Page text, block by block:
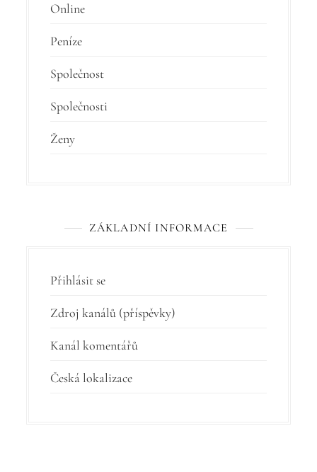
Online
Peníze
Společnost
Společnosti
Ženy
ZÁKLADNÍ INFORMACE
Přihlásit se
Zdroj kanálů (příspěvky)
Kanál komentářů
Česká lokalizace